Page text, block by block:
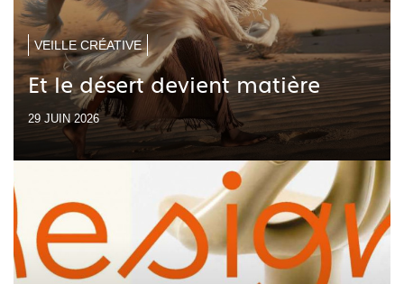
VEILLE CRÉATIVE
Et le désert devient matière
29 JUIN 2026